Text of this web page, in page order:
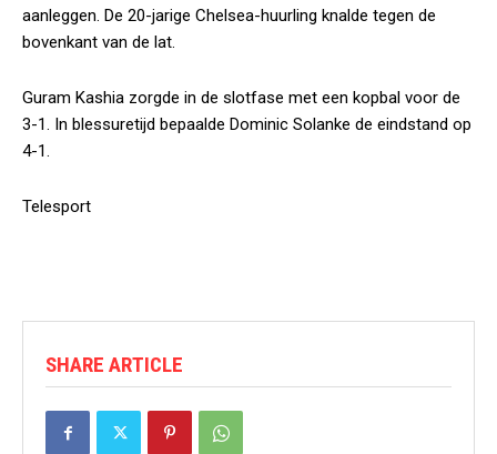
aanleggen. De 20-jarige Chelsea-huurling knalde tegen de
bovenkant van de lat.
Guram Kashia zorgde in de slotfase met een kopbal voor de
3-1. In blessuretijd bepaalde Dominic Solanke de eindstand op
4-1.
Telesport
SHARE ARTICLE